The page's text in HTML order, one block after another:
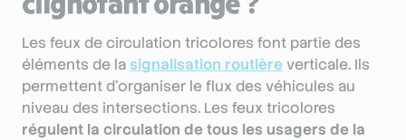
Les feux de circulation tricolores font partie des
éléments de la signalisation routièreverticale. Ils
permettent d’organiser le flux des véhicules au
niveau des intersections. Les feux tricolores
régulent la circulation de tous les usagers de la